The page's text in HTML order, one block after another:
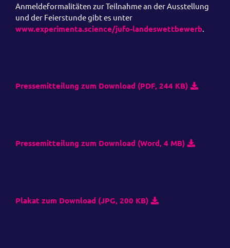
Anmeldeformalitäten zur Teilnahme an der Ausstellung
und der Feierstunde gibt es unter
www.experimenta.science/jufo-landeswettbewerb.
Pressemitteilung zum Download (PDF, 244 KB)
Pressemitteilung zum Download (Word, 4 MB)
Plakat zum Download (JPG, 200 KB)